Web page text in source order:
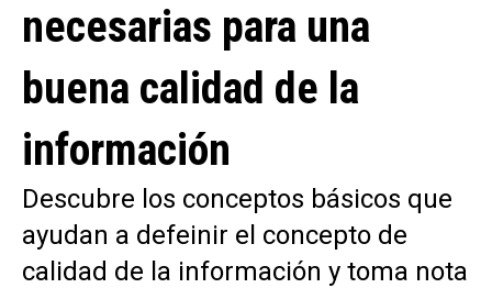
necesarias para una
buena calidad de la
información
Descubre los conceptos básicos que
ayudan a defeinir el concepto de
calidad de la información y toma nota